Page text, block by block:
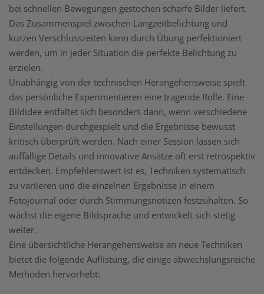
bei schnellen Bewegungen gestochen scharfe Bilder liefert.
Das Zusammenspiel zwischen Langzeitbelichtung und
kurzen Verschlusszeiten kann durch Übung perfektioniert
werden, um in jeder Situation die perfekte Belichtung zu
erzielen.
Unabhängig von der technischen Herangehensweise spielt
das persönliche Experimentieren eine tragende Rolle. Eine
Bildidee entfaltet sich besonders dann, wenn verschiedene
Einstellungen durchgespielt und die Ergebnisse bewusst
kritisch überprüft werden. Nach einer Session lassen sich
auffällige Details und innovative Ansätze oft erst retrospektiv
entdecken. Empfehlenswert ist es, Techniken systematisch
zu variieren und die einzelnen Ergebnisse in einem
Fotojournal oder durch Stimmungsnotizen festzuhalten. So
wächst die eigene Bildsprache und entwickelt sich stetig
weiter.
Eine übersichtliche Herangehensweise an neue Techniken
bietet die folgende Auflistung, die einige abwechslungsreiche
Methoden hervorhebt: